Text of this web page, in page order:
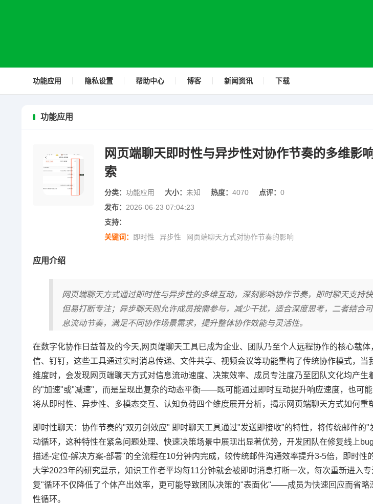
功能应用 隐私设置 帮助中心 博客 新闻资讯 下载
功能应用
网页端聊天即时性与异步性对协作节奏的多维影
索
分类： 功能应用 大小： 未知 热度： 4070 点评： 0
发布： 2026-06-23 07:04:23
支持：
关键词：
即时性 异步性 网页端聊天方式对协作节奏的影响
应用介绍
网页端聊天方式通过即时性与异步性的多维互动，深刻影响协作节奏，即时聊天支持
但易打断专注；异步聊天则允许成员按需参与，减少干扰，适合深度思考，二者结合
息流动节奏，满足不同协作场景需求，提升整体协作效能与灵活性。
在数字化协作日益普及的今天,网页端聊天工具已成为企业、团队乃至个人远程协作的核心载
信、钉钉，这些工具通过实时消息传递、文件共享、视频会议等功能重构了传统协作模式，
维度时，会发现网页端聊天方式对信息流动速度、决策效率、成员专注度乃至团队文化均产生
的"加速"或"减速"，而是呈现出复杂的动态平衡——既可能通过即时互动提升响应速度，也可
将从即时性、异步性、多模态交互、认知负荷四个维度展开分析，揭示网页端聊天方式如何重
即时性聊天：协作节奏的"双刃剑效应" 即时聊天工具通过"发送即接收"的特性，将传统邮件的
动循环，这种特性在紧急问题处理、快速决策场景中展现出显著优势，开发团队在修复线上
描述-定位-解决方案-部署"的全流程在10分钟内完成，较传统邮件沟通效率提升3-5倍，即时性
大学2023年的研究显示，知识工作者平均每11分钟就会被即时消息打断一次，每次重新进入
复"循环不仅降低了个体产出效率，更可能导致团队决策的"表面化"——成员为快速回应而省略
性循环。